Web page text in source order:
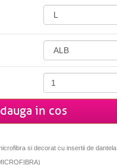
in cos
si decorat cu insertii de dantela.